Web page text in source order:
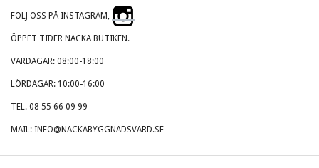
FÖLJ OSS PÅ INSTAGRAM,
ÖPPET TIDER NACKA BUTIKEN.
VARDAGAR: 08:00-18:00
LÖRDAGAR: 10:00-16:00
TEL. 08 55 66 09 99
MAIL: INFO@NACKABYGGNADSVARD.SE